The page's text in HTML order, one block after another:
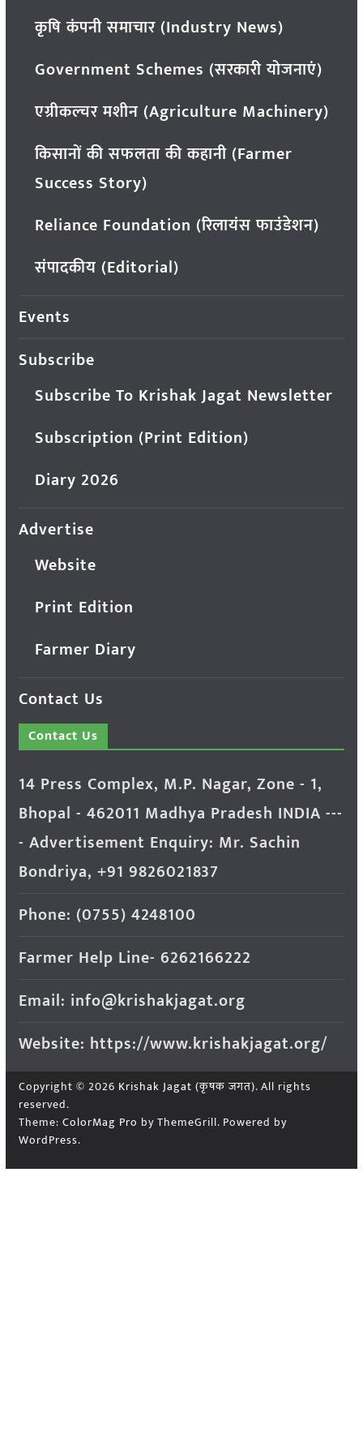
कृषि कंपनी समाचार (Industry News)
Government Schemes (सरकारी योजनाएं)
एग्रीकल्चर मशीन (Agriculture Machinery)
किसानों की सफलता की कहानी (Farmer
Success Story)
Reliance Foundation (रिलायंस फाउंडेशन)
संपादकीय (Editorial)
Events
Subscribe
Subscribe To Krishak Jagat Newsletter
Subscription (Print Edition)
Diary 2026
Advertise
Website
Print Edition
Farmer Diary
Contact Us
Contact Us
14 Press Complex, M.P. Nagar, Zone - 1,
Bhopal - 462011 Madhya Pradesh INDIA ---
- Advertisement Enquiry: Mr. Sachin
Bondriya, +91 9826021837
Phone: (0755) 4248100
Farmer Help Line- 6262166222
Email: info@krishakjagat.org
Website: https://www.krishakjagat.org/
Copyright © 2026 Krishak Jagat (कृषक जगत). All rights
reserved.
Theme: ColorMag Pro by ThemeGrill. Powered by
WordPress.